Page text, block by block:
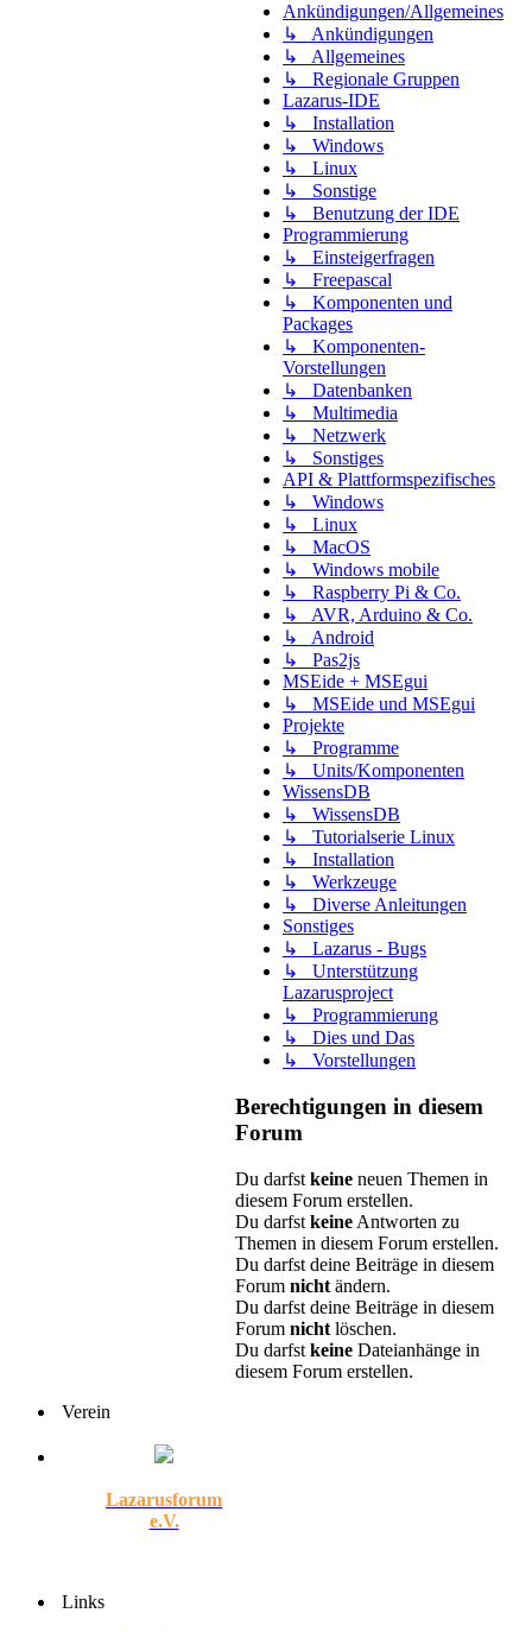
Ankündigungen/Allgemeines
↳ Ankündigungen
↳ Allgemeines
↳ Regionale Gruppen
Lazarus-IDE
↳ Installation
↳ Windows
↳ Linux
↳ Sonstige
↳ Benutzung der IDE
Programmierung
↳ Einsteigerfragen
↳ Freepascal
↳ Komponenten und
Packages
↳ Komponenten-
Vorstellungen
↳ Datenbanken
↳ Multimedia
↳ Netzwerk
↳ Sonstiges
API & Plattformspezifisches
↳ Windows
↳ Linux
↳ MacOS
↳ Windows mobile
↳ Raspberry Pi & Co.
↳ AVR, Arduino & Co.
↳ Android
↳ Pas2js
MSEide + MSEgui
↳ MSEide und MSEgui
Projekte
↳ Programme
↳ Units/Komponenten
WissensDB
↳ WissensDB
↳ Tutorialserie Linux
↳ Installation
↳ Werkzeuge
↳ Diverse Anleitungen
Sonstiges
↳ Lazarus - Bugs
↳ Unterstützung
Lazarusproject
↳ Programmierung
↳ Dies und Das
↳ Vorstellungen
Berechtigungen in diesem
Forum
Du darfst keine neuen Themen in
diesem Forum erstellen.
Du darfst keine Antworten zu
Themen in diesem Forum erstellen.
Du darfst deine Beiträge in diesem
Forum nicht ändern.
Du darfst deine Beiträge in diesem
Forum nicht löschen.
Du darfst keine Dateianhänge in
diesem Forum erstellen.
Verein
Lazarusforum
e.V.
Links